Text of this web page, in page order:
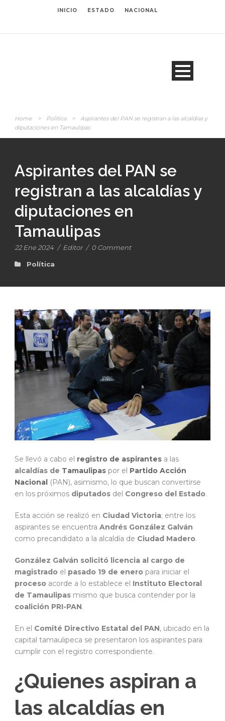
INICIO ESTADO NACIONAL
Home > Política >
Aspirantes del PAN se registran a las alcaldías y
diputaciones en Tamaulipas
Aspirantes del PAN se
registran a las alcaldías y
diputaciones en
Tamaulipas
22 Ene 2024 / Editor / 0 Comment
Política
Se llevó a cabo el registro de aspirantes a las
alcaldías de Tamaulipas por el Partido Acción
Nacional (PAN), asimismo, lo que buscan convertirse
en los próximos diputados del Congreso del Estado.
Esta acción se realizó en Ciudad Victoria; entre los
aspirantes se encuentra Andrés González Galván
como precandidato a la alcaldía de Ciudad Madero.
González Galván solicitó licencia al cargo de
magistrado el pasado 19 de enero para iniciar el
proceso acorde a lo establece el Instituto Electoral
de Tamaulipas mismo que busca contender por la
coalición PRI-PAN.
En el Comité Directivo Estatal del PAN, ubicado en la
capital tamaulipeca se presentaron los aspirantes para
cumplir con el registro correspondiente.
¿Quienes aspiran a
las alcaldías en